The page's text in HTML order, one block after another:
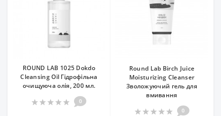
ROUND LAB 1025 Dokdo
Cleansing Oil Гідрофільна
очищуюча олія, 200 мл.
0
Round Lab Birch Juice
Moisturizing Cleanser
Зволожуючий гель для
вмивання
0